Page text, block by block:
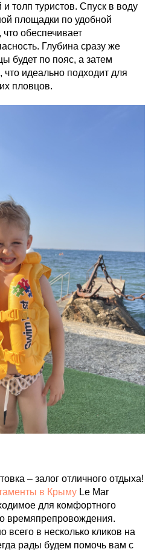
толп туристов. Спуск в воду
площадки по удобной
обеспечивает
Глубина сразу же
будет по пояс, а затем
что идеально подходит для
пловцов.
– залог отличного отдыха!
в Крыму Le Mar
для комфортного
времяпрепровождения.
в несколько кликов на
рады будем помочь вам с